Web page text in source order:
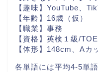
【趣味】YouTube、
【年齢】16歳（仮）
【職業】事務
【資格】英検１級/
【体形】148cm、Aカ
各単語には平均4-5単